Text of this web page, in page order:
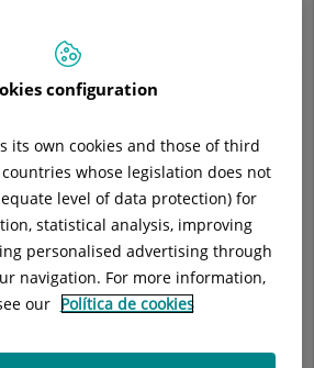
Equipo Médico
y tobillo
valgus en forma mínimamente
percutánea y abierta.
del Hallux rigidus (Artrodesis
configuration
its own cookies and those of third
whose legislation does not
level of data protection) for
statistical analysis, improving
personalised advertising through
navigation. For more information,
our Política de cookies